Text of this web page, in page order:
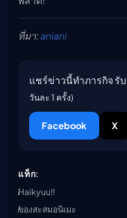
ที่มา:aniani
แชร์ข่าวนี้ทำภารกิจ รับ
วันละ 1 ครั้ง)
Facebook X
แท็ก:
Haikyuu!!
ของสะสมอนิเมะ